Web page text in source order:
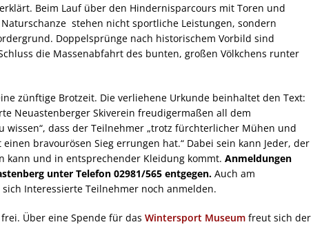
Beim Lauf über den Hindernisparcours mit Toren und
stehen nicht sportliche Leistungen, sondern
Doppelsprünge nach historischem Vorbild sind
die Massenabfahrt des bunten, großen Völkchens runter
zünftige Brotzeit. Die verliehene Urkunde beinhaltet den Text:
Neuastenberger Skiverein freudigermaßen all dem
wissen“, dass der Teilnehmer „trotz fürchterlicher Mühen und
bravourösen Sieg errungen hat.“ Dabei sein kann Jeder, der
kann und in entsprechender Kleidung kommt. Anmeldungen
unter Telefon 02981/565 entgegen. Auch am
Interessierte Teilnehmer noch anmelden.
Über eine Spende für das Wintersport Museum freut sich der